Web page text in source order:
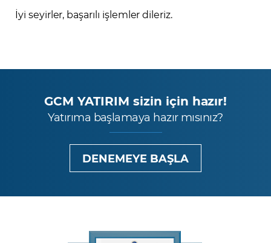
İyi seyirler, başarılı işlemler dileriz.
GCM YATIRIM sizin için hazır!
Yatırıma başlamaya hazır mısınız?
DENEMEYE BAŞLA